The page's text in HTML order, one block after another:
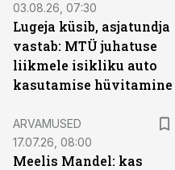
03.08.26, 07:30
Lugeja küsib, asjatundja
vastab: MTÜ juhatuse
liikmele isikliku auto
kasutamise hüvitamine
ARVAMUSED
17.07.26, 08:00
Meelis Mandel: kas